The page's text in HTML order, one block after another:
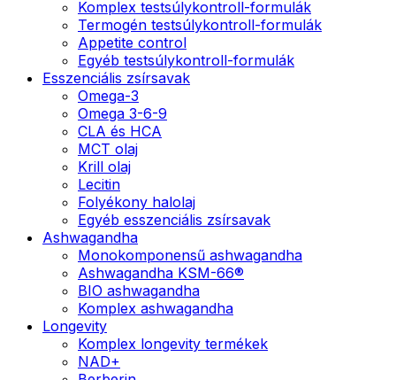
Komplex testsúlykontroll-formulák
Termogén testsúlykontroll-formulák
Appetite control
Egyéb testsúlykontroll-formulák
Esszenciális zsírsavak
Omega-3
Omega 3-6-9
CLA és HCA
MCT olaj
Krill olaj
Lecitin
Folyékony halolaj
Egyéb esszenciális zsírsavak
Ashwagandha
Monokomponensű ashwagandha
Ashwagandha KSM-66®
BIO ashwagandha
Komplex ashwagandha
Longevity
Komplex longevity termékek
NAD+